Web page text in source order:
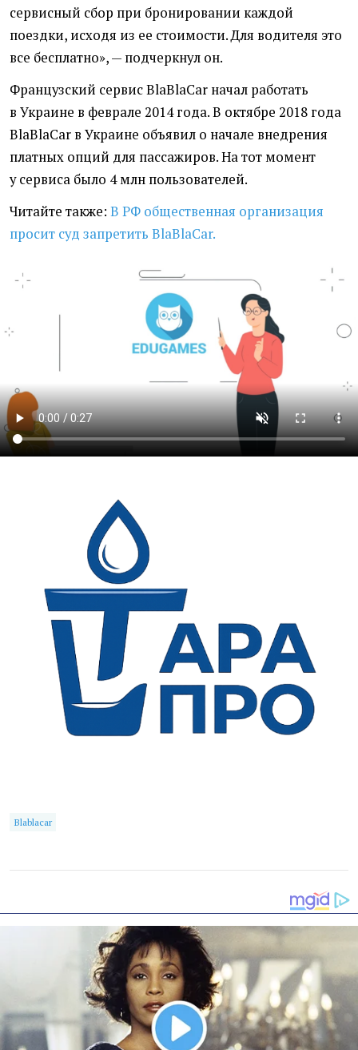
сервисный сбор при бронировании каждой
поездки, исходя из ее стоимости. Для водителя это
все бесплатно», — подчеркнул он.
Французский сервис BlaBlaCar начал работать
в Украине в феврале 2014 года. В октябре 2018 года
BlaBlaCar в Украине объявил о начале внедрения
платных опций для пассажиров. На тот момент
у сервиса было 4 млн пользователей.
Читайте также: В РФ общественная организация
просит суд запретить BlaBlaCar.
Blablacar